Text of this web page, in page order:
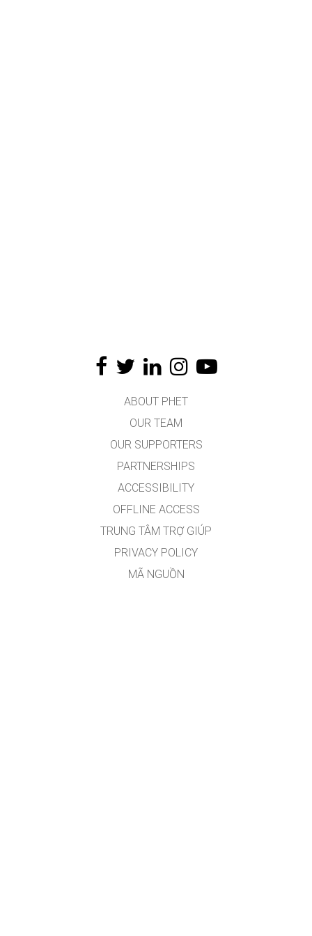
ABOUT PHET
OUR TEAM
OUR SUPPORTERS
PARTNERSHIPS
ACCESSIBILITY
OFFLINE ACCESS
TRUNG TÂM TRỢ GIÚP
PRIVACY POLICY
MÃ NGUỒN